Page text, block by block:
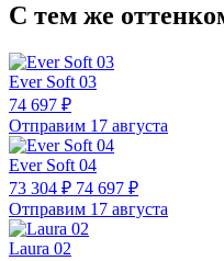
С тем же
Ever Soft 03
74 697 ₽
Отправим 17 августа
Ever Soft 04
73 304 ₽ 74 697 ₽
Отправим 17 августа
Laura 02